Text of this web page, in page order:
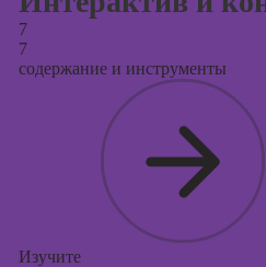
7
7
содержание и инструменты
Изучите